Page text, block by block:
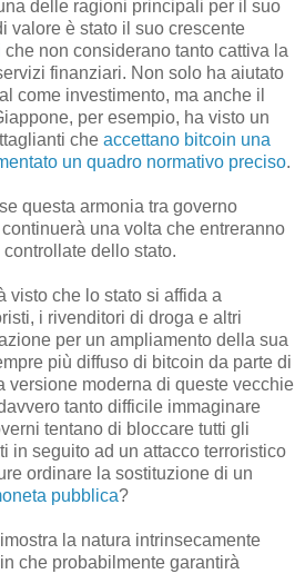
delle ragioni principali per il suo
valore è stato il suo crescente
che non considerano tanto cattiva la
finanziari. Non solo ha aiutato
come investimento, ma anche il
per esempio, ha visto un
che accettano bitcoin una
un quadro normativo preciso.
questa armonia tra governo
una volta che entreranno
dello stato.
visto che lo stato si affida a
i rivenditori di droga e altri
per un ampliamento della sua
più diffuso di bitcoin da parte di
versione moderna di queste vecchie
tanto difficile immaginare
tentano di bloccare tutti gli
in seguito ad un attacco terroristico
ordinare la sostituzione di un
pubblica?
la natura intrinsecamente
che probabilmente garantirà